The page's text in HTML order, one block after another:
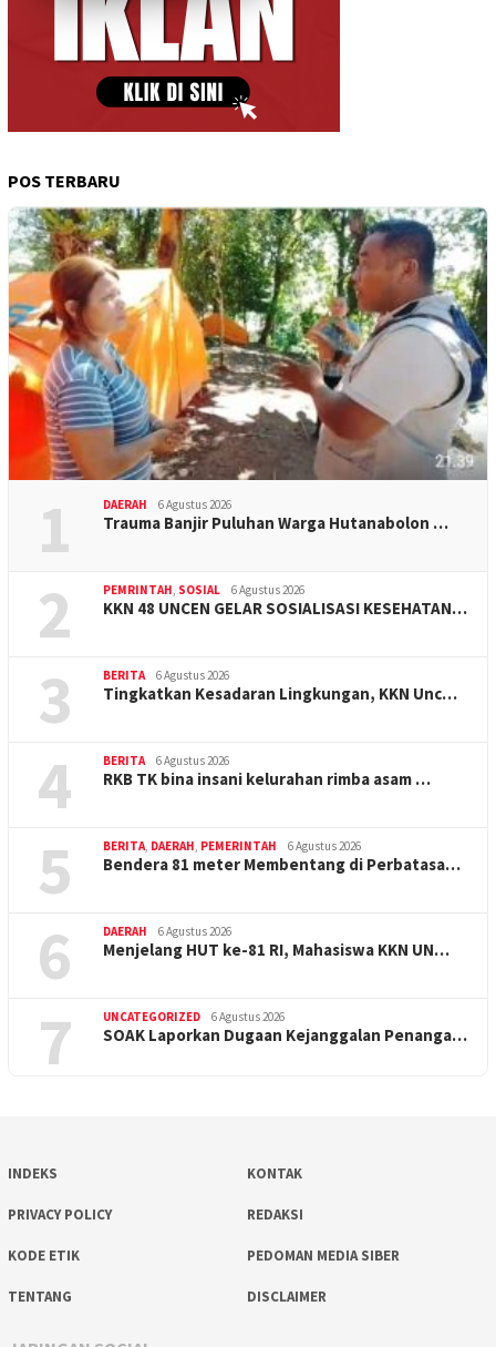
POS TERBARU
1 DAERAH 6 Agustus 2026
Trauma Banjir Puluhan Warga Hutanabolon …
2 PEMRINTAH SOSIAL 6 Agustus 2026
KKN 48 UNCEN GELAR SOSIALISASI KESEHATAN…
3 BERITA 6 Agustus 2026
Tingkatkan Kesadaran Lingkungan, KKN Unc…
4 BERITA 6 Agustus 2026
RKB TK bina insani kelurahan rimba asam …
5 BERITA DAERAH PEMERINTAH 6 Agustus 2026
Bendera 81 meter Membentang di Perbatasa…
6 DAERAH 6 Agustus 2026
Menjelang HUT ke-81 RI, Mahasiswa KKN UN…
7 UNCATEGORIZED 6 Agustus 2026
SOAK Laporkan Dugaan Kejanggalan Penanga…
INDEKS KONTAK
PRIVACY POLICY REDAKSI
KODE ETIK PEDOMAN MEDIA SIBER
TENTANG DISCLAIMER